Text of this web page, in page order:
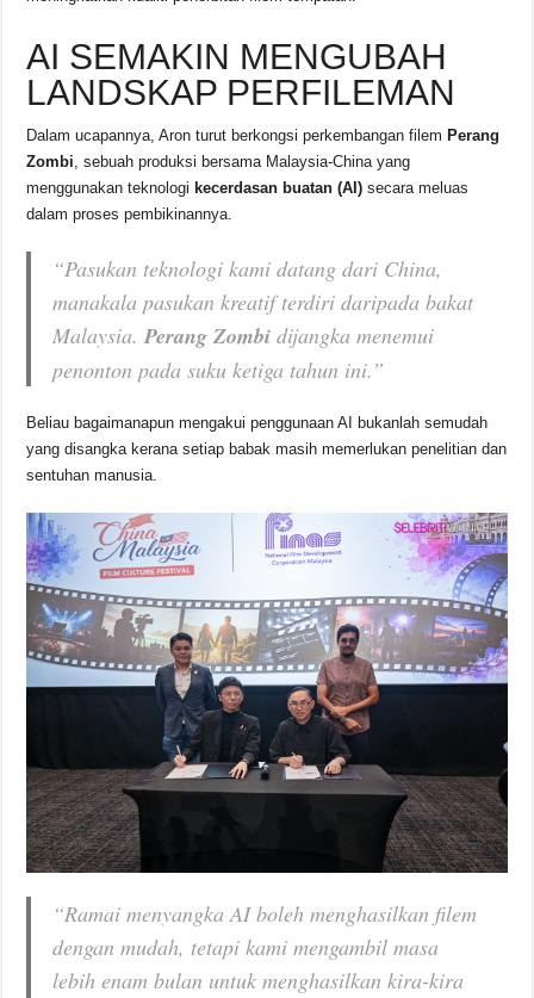
AI SEMAKIN MENGUBAH
LANDSKAP PERFILEMAN
Dalam ucapannya, Aron turut berkongsi perkembangan filemPerang
Zombi , sebuah produksi bersama Malaysia-China yang
menggunakan teknologi kecerdasan buatan (AI) secara meluas
dalam proses pembikinannya.
“Pasukan teknologi kami datang dari China,
manakala pasukan kreatif terdiri daripada bakat
Malaysia. Perang Zombi dijangka menemui
penonton pada suku ketiga tahun ini.”
Beliau bagaimanapun mengakui penggunaan AI bukanlah semudah
yang disangka kerana setiap babak masih memerlukan penelitian dan
sentuhan manusia.
“Ramai menyangka AI boleh menghasilkan filem
dengan mudah, tetapi kami mengambil masa
lebih enam bulan untuk menghasilkan kira-kira